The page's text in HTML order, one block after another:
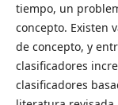
tiempo, un
concepto. Existen
de concepto, y
clasificadores
clasificadores